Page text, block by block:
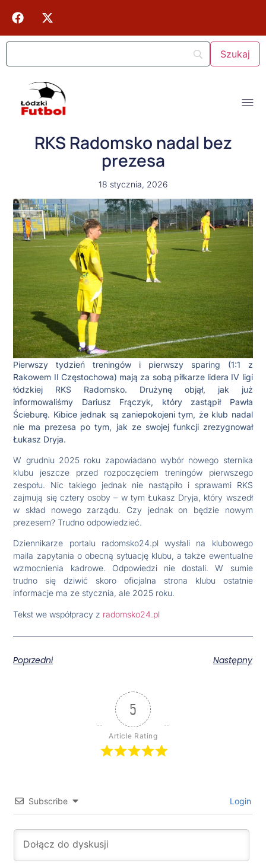
RKS Radomsko nadal bez
prezesa
18 stycznia, 2026
Pierwszy tydzień treningów i pierwszy sparing (1:1 z
Rakowem II Częstochowa) mają za sobą piłkarze lidera IV ligi
łódzkiej RKS Radomsko. Drużynę objął, jak już
informowaliśmy Dariusz Frączyk, który zastąpił Pawła
Ścieburę. Kibice jednak są zaniepokojeni tym, że klub nadal
nie ma prezesa po tym, jak ze swojej funkcji zrezygnował
Łukasz Dryja.
W grudniu 2025 roku zapowiadano wybór nowego sternika
klubu jeszcze przed rozpoczęciem treningów pierwszego
zespołu. Nic takiego jednak nie nastąpiło i sprawami RKS
zajmują się cztery osoby – w tym Łukasz Dryja, który wszedł
w skład nowego zarządu. Czy jednak on będzie nowym
prezesem? Trudno odpowiedzieć.
Dziennikarze portalu radomsko24.pl wysłali na klubowego
maila zapytania o obecną sytuację klubu, a także ewentualne
wzmocnienia kadrowe. Odpowiedzi nie dostali. W sumie
trudno się dziwić skoro oficjalna strona klubu ostatnie
informacje ma ze stycznia, ale 2025 roku.
Tekst we współpracy z radomsko24.pl
Poprzedni Następny
5
Article Rating
Subscribe Login